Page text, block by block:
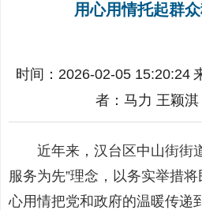
用心用情托起群
时间：2026-02-05 15:20:24
者： 马力 王颖淇
近年来，汉台区中山街街道
服务为先”理念，以务实举措
心用情把党和政府的温暖传递